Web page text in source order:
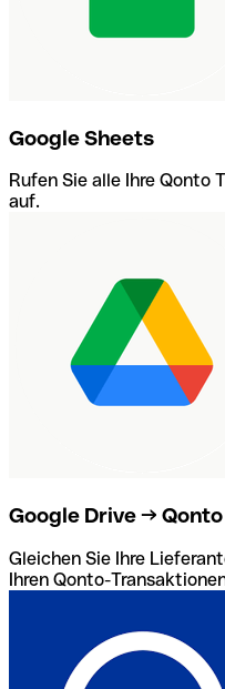
Google Sheets
Rufen Sie alle Ihre Qonto
auf.
Google Drive → Qonto
Gleichen Sie Ihre
Ihren Qonto-